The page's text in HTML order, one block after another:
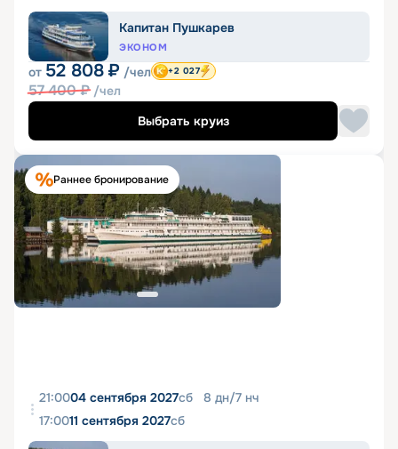
Капитан Пушкарев
ЭКОНОМ
от 52 808 ₽ /чел
57 400₽ /чел
+2 027
Выбрать круиз
Раннее бронирование
21:0004 сентября 2027сб 8 дн/7 нч
17:0011 сентября 2027сб